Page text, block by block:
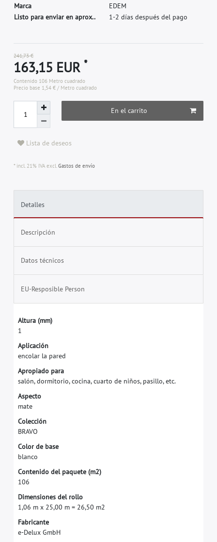
Marca EDEM
Listo para enviar en aprox..
1-2 días después del pago
241,73 €
163,15 EUR*
Contenido 106 Metro cuadrado
Precio base 1,54 € / Metro cuadrado
En el carrito
Lista de deseos
* incl. 21% IVA excl.Gastos de envío
Detalles
Descripción
Datos técnicos
EU-Resposible Person
Altura (mm)
1
Aplicación
encolar la pared
Apropiado para
salón, dormitorio, cocina, cuarto de niños, pasillo, etc.
Aspecto
mate
Colección
BRAVO
Color de base
blanco
Contenido del paquete (m2)
106
Dimensiones del rollo
1,06 m x 25,00 m = 26,50 m2
Fabricante
e-Delux GmbH